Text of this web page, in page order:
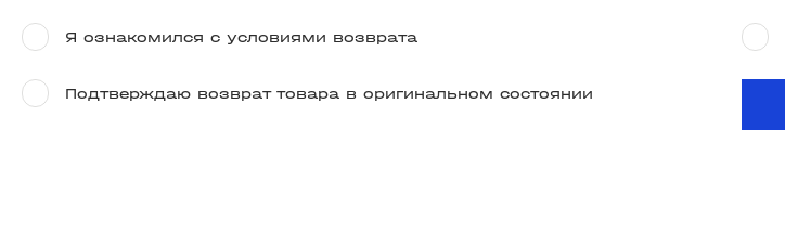
Я ознакомился с условиями возврата
Подтверждаю возврат товара в оригинальном состоянии